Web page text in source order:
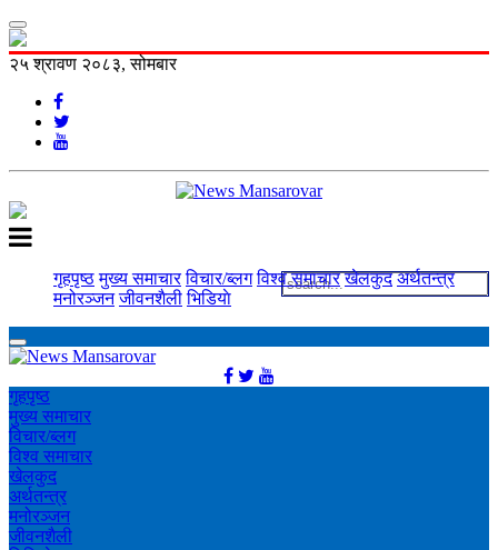
२५ श्रावण २०८३, सोमबार
गृहपृष्ठ मुख्य समाचार विचार/ब्लग विश्व समाचार खेलकुद अर्थतन्त्र
मनोरञ्‍जन जीवनशैली भिडियाे
गृहपृष्ठ
मुख्य समाचार
विचार/ब्लग
विश्व समाचार
खेलकुद
अर्थतन्त्र
मनोरञ्‍जन
जीवनशैली